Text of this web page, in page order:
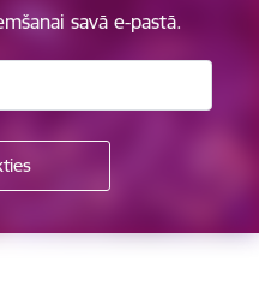
savā e-pastā.